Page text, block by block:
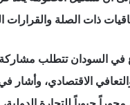
ذات الصلة
في السودان تتطلب
الاقتصادي، وأشار